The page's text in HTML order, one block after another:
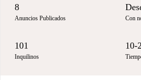
8
Anuncios Publicados Con
101
Inquilinos
10-